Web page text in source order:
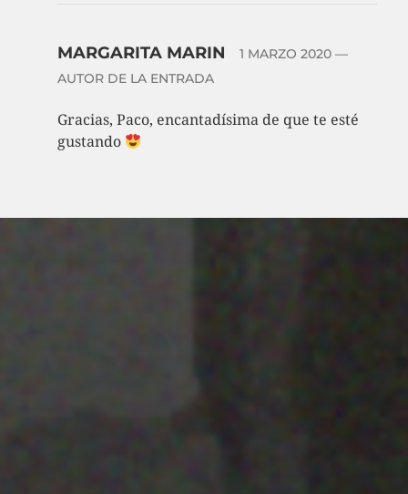
MARGARITA MARIN 1 MARZO 2020—
AUTOR DE LA ENTRADA
Gracias, Paco, encantadísima de que te esté
gustando